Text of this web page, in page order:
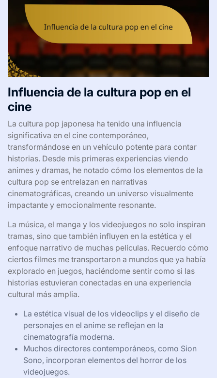
Influencia de la cultura pop en el
cine
La cultura pop japonesa ha tenido una influencia
significativa en el cine contemporáneo,
transformándose en un vehículo potente para contar
historias. Desde mis primeras experiencias viendo
animes y dramas, he notado cómo los elementos de la
cultura pop se entrelazan en narrativas
cinematográficas, creando un universo visualmente
impactante y emocionalmente resonante.
La música, el manga y los videojuegos no solo inspiran
tramas, sino que también influyen en la estética y el
enfoque narrativo de muchas películas. Recuerdo cómo
ciertos filmes me transportaron a mundos que ya había
explorado en juegos, haciéndome sentir como si las
historias estuvieran conectadas en una experiencia
cultural más amplia.
La estética visual de los videoclips y el diseño de
personajes en el anime se reflejan en la
cinematografía moderna.
Muchos directores contemporáneos, como Sion
Sono, incorporan elementos del horror de los
videojuegos.